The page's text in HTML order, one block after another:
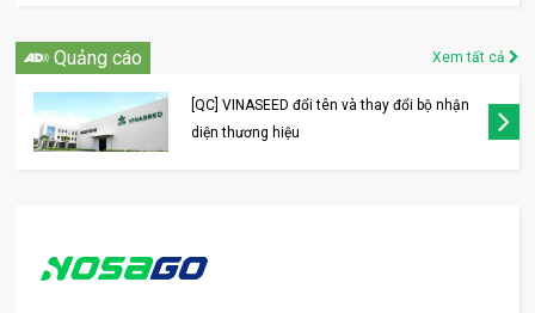
Quảng cáo Xem tất cả
[QC] VINASEED đổi tên và thay đổi bộ nhận
diện thương hiệu